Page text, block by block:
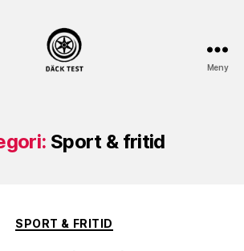
Meny
Sport & fritid
Kategorier
SPORT & FRITID